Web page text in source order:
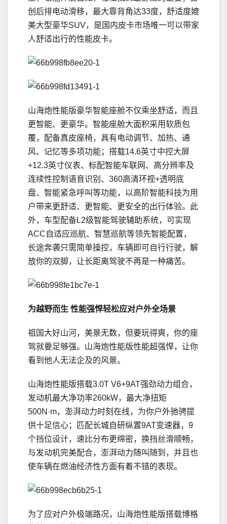
创后排电动滑移，最大靠背角达33度，舒适度媲
美大型豪华SUV，是国内皮卡市场唯一可以带家
人舒适出行的性能皮卡。
山海炮性能版豪华智能座舱不仅乘坐舒适，而且
更智能、更豪华。智能座舱大面积采用软质包
覆，配备真皮座椅，具有电动调节、加热、通
风、记忆等多项功能；搭载14.6英寸中控大屏
+12.3英寸仪表、标配智能车联网、高分辨率及
连续性控制语音识别、360高清环视+透明底
盘、智能紧急呼叫等功能，以高阶智能科技为用
户带来更舒适、更智能、更安全的出行体验。此
外，车型配备L2级智能驾驶辅助系统，可实现
ACC自适应巡航、智慧巡航等领先智能配置，
长途奔袭只需简单操控，车辆即可自行行驶，解
放你的双脚，让长距离驾驶不再是一种痛苦。
为越野而生 性能强悍轻松应对户外全场景
祖国大好山河，美景无数，但要玩得爽，你的座
驾就要足够强。山海炮性能版性能超强悍，让你
看到他人无法企及的风景。
山海炮性能版搭载3.0T V6+9AT强劲动力组合，
发动机最大净功率260kW，最大净扭矩
500N·m，澎湃动力时刻在线，为你户外驰骋提
供十足信心；匹配长城自研纵置9AT变速器，9
个挡位设计，速比分布更绵密，换挡丝滑顺畅，
与发动机完美配合，澎湃动力随叫随到，并且也
使车辆在燃油经济性方面有着不错的表现。
为了应对户外极端路况，山海炮性能版搭载博格